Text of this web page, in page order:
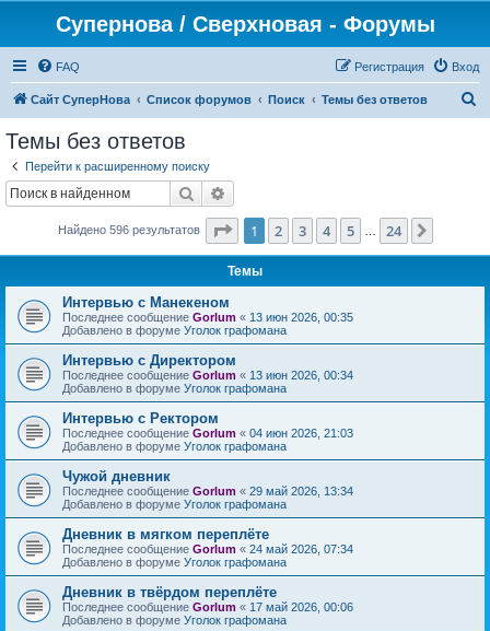
Супернова / Сверхновая - Форумы
FAQ Вход
Регистрация
Сайт СуперНова Список форумов Поиск Темы без ответов
Темы без ответов
Перейти к расширенному поиску
Поиск
Найдено 596 результатов Страница из 24
1 2 3 4 5 24
Темы
Интервью с Манекеном
Последнее сообщение Gorlum « 13 июн 2026, 00:35
Добавлено в форуме Уголок графомана
Интервью с Директором
Последнее сообщение Gorlum « 13 июн 2026, 00:34
Добавлено в форуме Уголок графомана
Интервью с Ректором
Последнее сообщение Gorlum « 04 июн 2026, 21:03
Добавлено в форуме Уголок графомана
Чужой дневник
Последнее сообщение Gorlum « 29 май 2026, 13:34
Добавлено в форуме Уголок графомана
Дневник в мягком переплёте
Последнее сообщение Gorlum « 24 май 2026, 07:34
Добавлено в форуме Уголок графомана
Дневник в твёрдом переплёте
Последнее сообщение Gorlum « 17 май 2026, 00:06
Добавлено в форуме Уголок графомана